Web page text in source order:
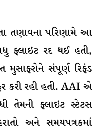
તણાવના પરિણામે આ
ફ્લાઇટ રદ થઈ હતી,
સંપૂર્ણ રિફંડ
કરી રહી હતી. AAI એ
તેમની ફ્લાઇટ સ્ટેટસ
અને સમયપત્રકમાં